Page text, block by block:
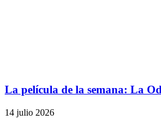
La película de la semana: La
14 julio 2026